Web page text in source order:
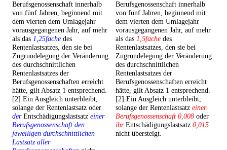
Berufsgenossenschaft innerhalb
von fünf Jahren, beginnend mit
dem vierten dem Umlagejahr
vorausgegangenen Jahr, auf mehr
als das 1,25fache des
Rentenlastsatzes, den sie bei
Zugrundelegung der Veränderung
des durchschnittlichen
Rentenlastsatzes der
Berufsgenossenschaften erreicht
hätte, gilt Absatz 1 entsprechend.
[2] Ein Ausgleich unterbleibt,
solange der Rentenlastsatz oder
derEntschädigungslastsatz einer
Berufsgenossenschaft den
jeweiligen durchschnittlichen
Lastsatz aller
Berufsgenossenschaft innerhalb
von fünf Jahren, beginnend mit
dem vierten dem Umlagejahr
vorausgegangenen Jahr, auf mehr
als das 1,5fache des
Rentenlastsatzes, den sie bei
Zugrundelegung der Veränderung
des durchschnittlichen
Rentenlastsatzes der
Berufsgenossenschaften erreicht
hätte, gilt Absatz 1 entsprechend.
[2] Ein Ausgleich unterbleibt,
solange der Rentenlastsatz einer
Berufsgenossenschaft 0,008 oder
ihrEntschädigungslastsatz 0,015
nicht übersteigt.